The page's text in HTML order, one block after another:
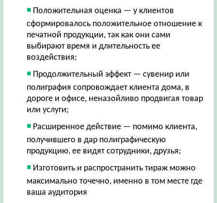
Положительная оценка — у клиентов
сформировалось положительное отношение к
печатной продукции, так как они сами
выбирают время и длительность ее
воздействия;
Продолжительный эффект — сувенир или
полиграфия сопровождает клиента дома, в
дороге и офисе, неназойливо продвигая товар
или услуги;
Расширенное действие — помимо клиента,
получившего в дар полиграфическую
продукцию, ее видят сотрудники, друзья;
Изготовить и распространить тираж можно
максимально точечно, именно в том месте где
ваша аудитория